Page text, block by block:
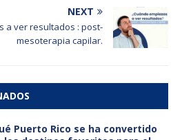
NEXT
a ver resultados : post-
mesoterapia capilar.
Puerto Rico se ha convertido